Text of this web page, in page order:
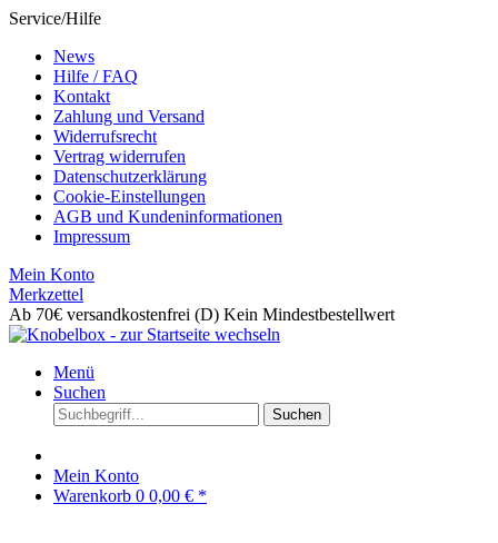
Service/Hilfe
News
Hilfe / FAQ
Kontakt
Zahlung und Versand
Widerrufsrecht
Vertrag widerrufen
Datenschutzerklärung
Cookie-Einstellungen
AGB und Kundeninformationen
Impressum
Mein Konto
Merkzettel
Ab 70€ versandkostenfrei (D) Kein Mindestbestellwert
Menü
Suchen
Suchen
Mein Konto
Warenkorb 0 0,00 € *